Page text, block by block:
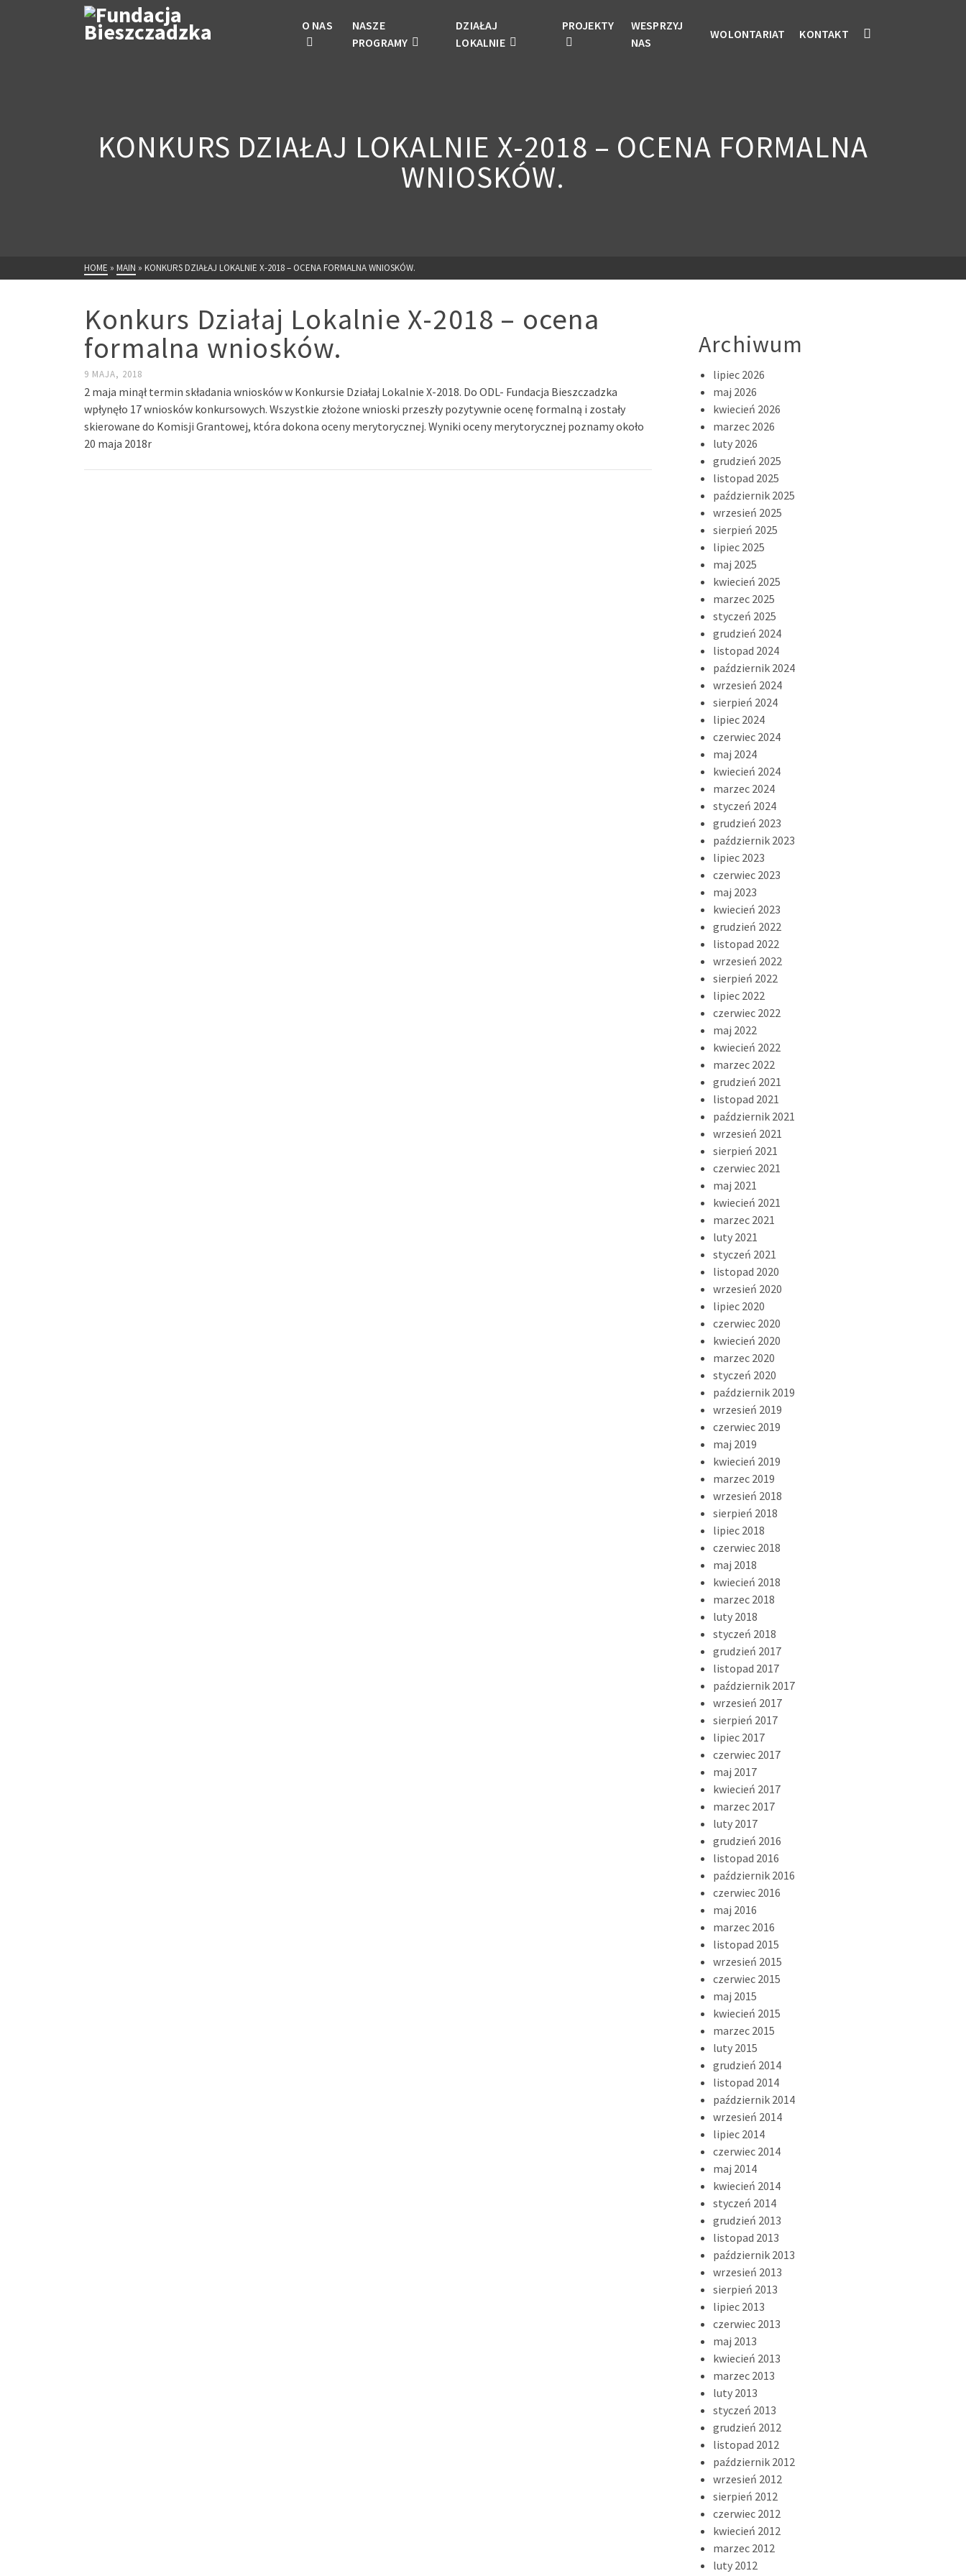
O NAS
NASZE
PROGRAMY
DZIAŁAJ
LOKALNIE
PROJEKTY
WESPRZYJ
NAS
WOLONTARIAT KONTAKT
KONKURS DZIAŁAJ LOKALNIE X-2018 – OCENA FORMALNA
WNIOSKÓW.
HOME » MAIN » KONKURS DZIAŁAJ LOKALNIE X-2018 – OCENA FORMALNA WNIOSKÓW.
Konkurs Działaj Lokalnie X-2018 – ocena
formalna wniosków.
9 MAJA, 2018
2 maja minął termin składania wniosków w Konkursie Działaj Lokalnie X-2018. Do ODL- Fundacja Bieszczadzka
wpłynęło 17 wniosków konkursowych. Wszystkie złożone wnioski przeszły pozytywnie ocenę formalną i zostały
skierowane do Komisji Grantowej, która dokona oceny merytorycznej. Wyniki oceny merytorycznej poznamy około
20 maja 2018r
Archiwum
lipiec 2026
maj 2026
kwiecień 2026
marzec 2026
luty 2026
grudzień 2025
listopad 2025
październik 2025
wrzesień 2025
sierpień 2025
lipiec 2025
maj 2025
kwiecień 2025
marzec 2025
styczeń 2025
grudzień 2024
listopad 2024
październik 2024
wrzesień 2024
sierpień 2024
lipiec 2024
czerwiec 2024
maj 2024
kwiecień 2024
marzec 2024
styczeń 2024
grudzień 2023
październik 2023
lipiec 2023
czerwiec 2023
maj 2023
kwiecień 2023
grudzień 2022
listopad 2022
wrzesień 2022
sierpień 2022
lipiec 2022
czerwiec 2022
maj 2022
kwiecień 2022
marzec 2022
grudzień 2021
listopad 2021
październik 2021
wrzesień 2021
sierpień 2021
czerwiec 2021
maj 2021
kwiecień 2021
marzec 2021
luty 2021
styczeń 2021
listopad 2020
wrzesień 2020
lipiec 2020
czerwiec 2020
kwiecień 2020
marzec 2020
styczeń 2020
październik 2019
wrzesień 2019
czerwiec 2019
maj 2019
kwiecień 2019
marzec 2019
wrzesień 2018
sierpień 2018
lipiec 2018
czerwiec 2018
maj 2018
kwiecień 2018
marzec 2018
luty 2018
styczeń 2018
grudzień 2017
listopad 2017
październik 2017
wrzesień 2017
sierpień 2017
lipiec 2017
czerwiec 2017
maj 2017
kwiecień 2017
marzec 2017
luty 2017
grudzień 2016
listopad 2016
październik 2016
czerwiec 2016
maj 2016
marzec 2016
listopad 2015
wrzesień 2015
czerwiec 2015
maj 2015
kwiecień 2015
marzec 2015
luty 2015
grudzień 2014
listopad 2014
październik 2014
wrzesień 2014
lipiec 2014
czerwiec 2014
maj 2014
kwiecień 2014
styczeń 2014
grudzień 2013
listopad 2013
październik 2013
wrzesień 2013
sierpień 2013
lipiec 2013
czerwiec 2013
maj 2013
kwiecień 2013
marzec 2013
luty 2013
styczeń 2013
grudzień 2012
listopad 2012
październik 2012
wrzesień 2012
sierpień 2012
czerwiec 2012
kwiecień 2012
marzec 2012
luty 2012